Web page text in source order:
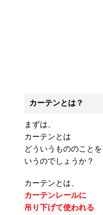
カーテンとは？
まずは、
カーテンとは
どういうもののことを
いうのでしょうか？
カーテンとは、
カーテンレールに
吊り下げて使われる